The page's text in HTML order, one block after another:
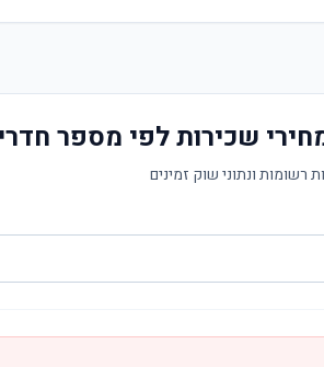
שכירות לפי מספר
רשומות ונתוני שוק זמינים